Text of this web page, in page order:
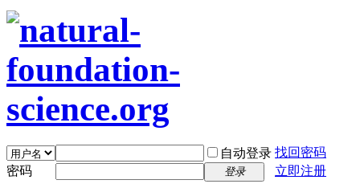
自动登录 找回密码
密码
登录 立即注册